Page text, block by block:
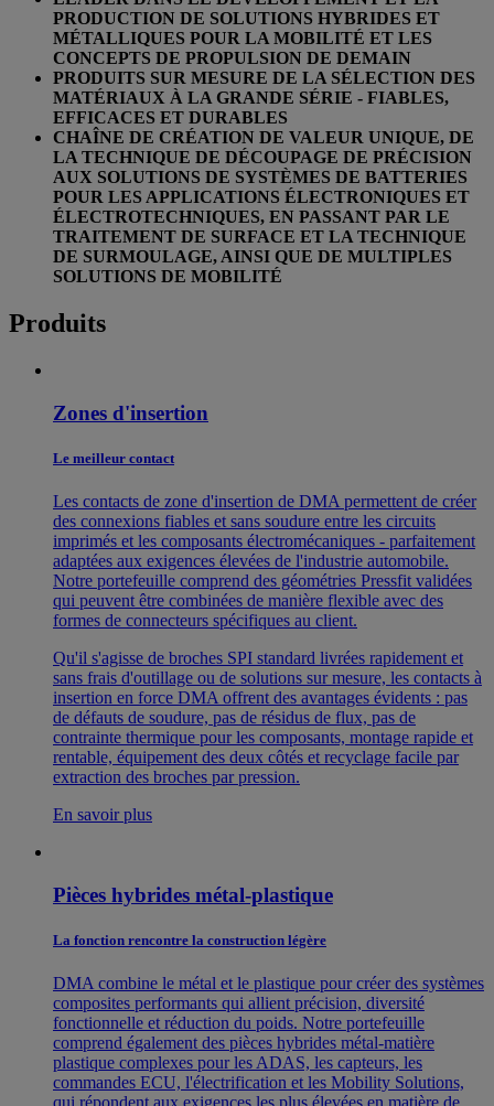
PRODUCTION DE SOLUTIONS HYBRIDES ET
MÉTALLIQUES POUR LA MOBILITÉ ET LES
CONCEPTS DE PROPULSION DE DEMAIN
PRODUITS SUR MESURE DE LA SÉLECTION DES
MATÉRIAUX À LA GRANDE SÉRIE - FIABLES,
EFFICACES ET DURABLES
CHAÎNE DE CRÉATION DE VALEUR UNIQUE, DE
LA TECHNIQUE DE DÉCOUPAGE DE PRÉCISION
AUX SOLUTIONS DE SYSTÈMES DE BATTERIES
POUR LES APPLICATIONS ÉLECTRONIQUES ET
ÉLECTROTECHNIQUES, EN PASSANT PAR LE
TRAITEMENT DE SURFACE ET LA TECHNIQUE
DE SURMOULAGE, AINSI QUE DE MULTIPLES
SOLUTIONS DE MOBILITÉ
Produits
Zones d'insertion
Le meilleur contact
Les contacts de zone d'insertion de DMA permettent de créer
des connexions fiables et sans soudure entre les circuits
imprimés et les composants électromécaniques - parfaitement
adaptées aux exigences élevées de l'industrie automobile.
Notre portefeuille comprend des géométries Pressfit validées
qui peuvent être combinées de manière flexible avec des
formes de connecteurs spécifiques au client.
Qu'il s'agisse de broches SPI standard livrées rapidement et
sans frais d'outillage ou de solutions sur mesure, les contacts à
insertion en force DMA offrent des avantages évidents : pas
de défauts de soudure, pas de résidus de flux, pas de
contrainte thermique pour les composants, montage rapide et
rentable, équipement des deux côtés et recyclage facile par
extraction des broches par pression.
En savoir plus
Pièces hybrides métal-plastique
La fonction rencontre la construction légère
DMA combine le métal et le plastique pour créer des systèmes
composites performants qui allient précision, diversité
fonctionnelle et réduction du poids. Notre portefeuille
comprend également des pièces hybrides métal-matière
plastique complexes pour les ADAS, les capteurs, les
commandes ECU, l'électrification et les Mobility Solutions,
qui répondent aux exigences les plus élevées en matière de